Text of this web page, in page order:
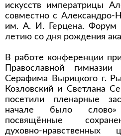
искусств императрицы
совместно с Александро-
им. А. И. Герцена. Форум
летию со дня рождения
В работе конференции
Православной
Серафима Вырицкого г.
Козловский и Светлана
посетили пленарные
начале было
посвящённые
духовно-нравственных